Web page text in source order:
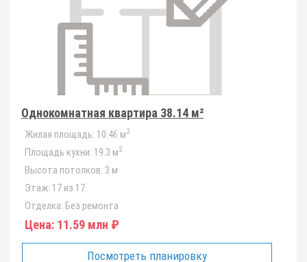
Однокомнатная квартира 38.14 м²
Жилая площадь: 10.46 м2
Площадь кухни: 19.3 м2
Высота потолков: 3 м
Этаж: 17 из 17
Отделка: Без ремонта
Цена: 11.59 млн ₽
Посмотреть планировку